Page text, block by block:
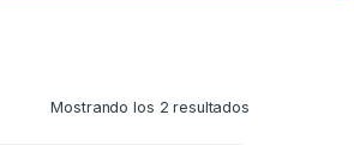
Mostrando los 2 resultados